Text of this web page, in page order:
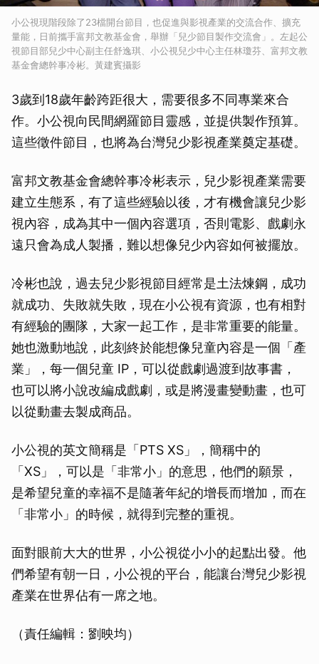
小公視現階段除了23檔開台節目，也促進與影視產業的交流合作、擴充
量能，日前攜手富邦文教基金會，舉辦「兒少節目製作交流會」。左起公
視節目部兒少中心副主任舒逸琪、小公視兒少中心主任林瓊芬、富邦文教
基金會總幹事冷彬。黃建賓攝影
3歲到18歲年齡跨距很大，需要很多不同專業來合
作。小公視向民間網羅節目靈感，並提供製作預算。
這些徵件節目，也將為台灣兒少影視產業奠定基礎。
富邦文教基金會總幹事冷彬表示，兒少影視產業需要
建立生態系，有了這些經驗以後，才有機會讓兒少影
視內容，成為其中一個內容選項，否則電影、戲劇永
遠只會為成人製播，難以想像兒少內容如何被擺放。
冷彬也說，過去兒少影視節目經常是土法煉鋼，成功
就成功、失敗就失敗，現在小公視有資源，也有相對
有經驗的團隊，大家一起工作，是非常重要的能量。
她也激動地說，此刻終於能想像兒童內容是一個「產
業」，每一個兒童 IP，可以從戲劇過渡到故事書，
也可以將小說改編成戲劇，或是將漫畫變動畫，也可
以從動畫去製成商品。
小公視的英文簡稱是「PTS XS」，簡稱中的
「XS」，可以是「非常小」的意思，他們的願景，
是希望兒童的幸福不是隨著年紀的增長而增加，而在
「非常小」的時候，就得到完整的重視。
面對眼前大大的世界，小公視從小小的起點出發。他
們希望有朝一日，小公視的平台，能讓台灣兒少影視
產業在世界佔有一席之地。
（責任編輯：劉映均）